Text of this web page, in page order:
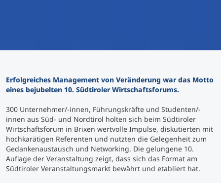
Study Finder Bachelor/Master
Masterclasses
Management-Seminare
Technische Weiterbildung
Erfolgreiches Management von Veränderung war das Motto
eines bejubelten 10. Südtiroler Wirtschaftsforums.
300 Unternehmer/-innen, Führungskräfte und Studenten/-
innen aus Süd- und Nordtirol holten sich beim Südtiroler
Wirtschaftsforum in Brixen wertvolle Impulse, diskutierten mit
hochkarätigen Referenten und nutzten die Gelegenheit zum
Gedankenaustausch und Networking. Die gelungene 10.
Auflage der Veranstaltung zeigt, dass sich das Format am
Südtiroler Veranstaltungsmarkt bewährt und etabliert hat.